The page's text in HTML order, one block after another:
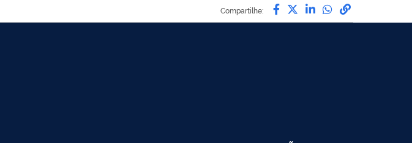
Compartilhe: Compartilhe por
Compartilhe por
Compartilhe por
Compartilhe
link para